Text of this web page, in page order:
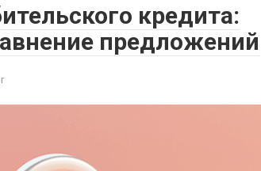
кредита:
предложений